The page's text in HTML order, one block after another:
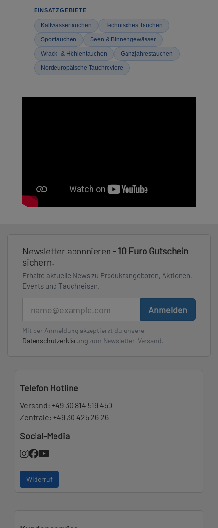
EINSATZGEBIETE
Kaltwassertauchen Technisches Tauchen
Sporttauchen Seen & Binnengewässer
Wrack- & Höhlentauchen Ganzjahrestauchen
Nordeuropäische Tauchreviere
Newsletter abonnieren -10 Euro Gutschein
sichern.
Erhalte aktuelle News zu Produktangeboten, Aktionen,
Events und Tauchreisen.
Anmelden
Mit der Anmeldung akzeptierst du unsere
Datenschutzerklärung zum Newsletter-Versand.
Telefon Hotline
Versand: +49 30 814 519 450
Zentrale: +49 30 425 26 26
Social-Media
Widerruf